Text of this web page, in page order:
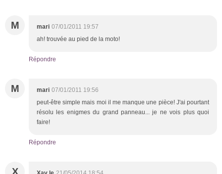
M mari 07/01/2011 19:57
ah! trouvée au pied de la moto!
Répondre
M mari 07/01/2011 19:56
peut-être simple mais moi il me manque une pièce! J'ai pourtant
résolu les enigmes du grand panneau... je ne vois plus quoi
faire!
Répondre
X